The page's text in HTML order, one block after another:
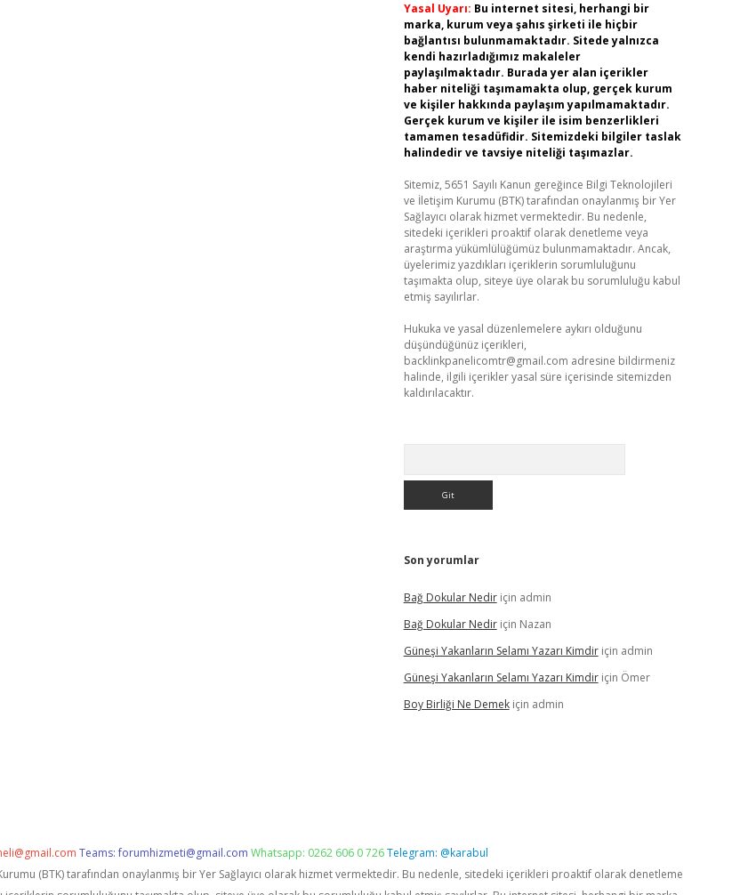
Yasal Uyarı: Bu internet sitesi, herhangi bir
marka, kurum veya şahıs şirketi ile hiçbir
bağlantısı bulunmamaktadır. Sitede yalnızca
kendi hazırladığımız makaleler
paylaşılmaktadır. Burada yer alan içerikler
haber niteliği taşımamakta olup, gerçek kurum
ve kişiler hakkında paylaşım yapılmamaktadır.
Gerçek kurum ve kişiler ile isim benzerlikleri
tamamen tesadüfidir. Sitemizdeki bilgiler taslak
halindedir ve tavsiye niteliği taşımazlar.
Sitemiz, 5651 Sayılı Kanun gereğince Bilgi Teknolojileri
ve İletişim Kurumu (BTK) tarafından onaylanmış bir Yer
Sağlayıcı olarak hizmet vermektedir. Bu nedenle,
sitedeki içerikleri proaktif olarak denetleme veya
araştırma yükümlülüğümüz bulunmamaktadır. Ancak,
üyelerimiz yazdıkları içeriklerin sorumluluğunu
taşımakta olup, siteye üye olarak bu sorumluluğu kabul
etmiş sayılırlar.
Hukuka ve yasal düzenlemelere aykırı olduğunu
düşündüğünüz içerikleri,
backlinkpanelicomtr@gmail.com adresine bildirmeniz
halinde, ilgili içerikler yasal süre içerisinde sitemizden
kaldırılacaktır.
Son yorumlar
Bağ Dokular Nediriçin admin
Bağ Dokular Nediriçin Nazan
Güneşi Yakanların Selamı Yazarı Kimdiriçin admin
Güneşi Yakanların Selamı Yazarı Kimdiriçin Ömer
Boy Birliği Ne Demekiçin admin
Teams:forumhizmeti@gmail.com Whatsapp: 0262 606 0 726Telegram: @karabul
(BTK) tarafından onaylanmış bir Yer Sağlayıcı olarak hizmet vermektedir. Bu nedenle, sitedeki içerikleri proaktif olarak denetleme